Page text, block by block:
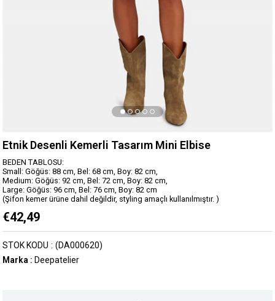
Etnik Desenli Kemerli Tasarım Mini Elbise
BEDEN TABLOSU:
Small: Göğüs: 88 cm, Bel: 68 cm, Boy: 82 cm,
Medium: Göğüs: 92 cm, Bel: 72 cm, Boy: 82 cm,
Large: Göğüs: 96 cm, Bel: 76 cm, Boy: 82 cm
(Şifon kemer ürüne dahil değildir, styling amaçlı kullanılmıştır. )
€42,49
(DA000620)
STOK KODU
Marka : Deepatelier